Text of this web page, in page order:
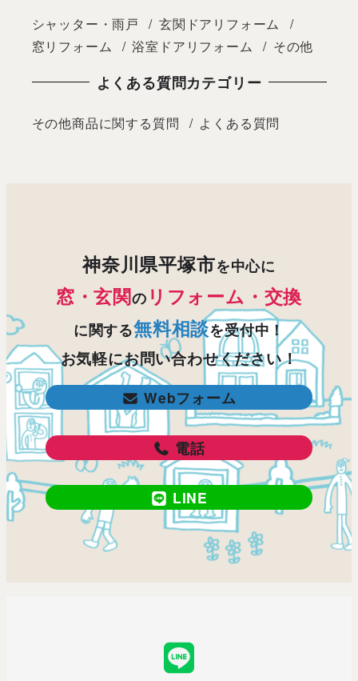
シャッター・雨戸
玄関ドアリフォーム
窓リフォーム
浴室ドアリフォーム その他
よくある質問カテゴリー
その他商品に関する質問 よくある質問
神奈川県平塚市を中心に
窓・玄関の リフォーム・交換
に関する無料相談を受付中！
お気軽にお問い合わせください！
Webフォーム
電話
LINE
LINE